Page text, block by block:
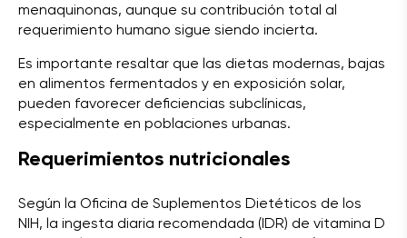
menaquinonas, aunque su contribución total al
requerimiento humano sigue siendo incierta.
Es importante resaltar que las dietas modernas, bajas
en alimentos fermentados y en exposición solar,
pueden favorecer deficiencias subclínicas,
especialmente en poblaciones urbanas.
Requerimientos nutricionales
Según la Oficina de Suplementos Dietéticos de los
NIH, la ingesta diaria recomendada (IDR) de vitamina D